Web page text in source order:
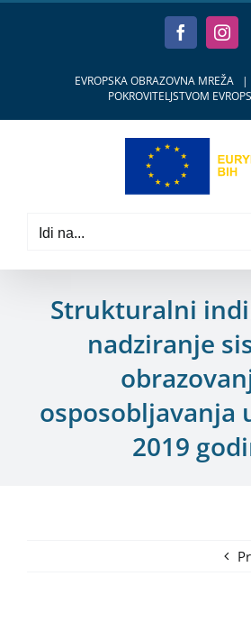
Facebook
EVROPSKA OBRAZOVNA MREŽA |
POKROVITELJSTVOM
Idi na...
Strukturalni
nadziranje
osposobljavanja
2019